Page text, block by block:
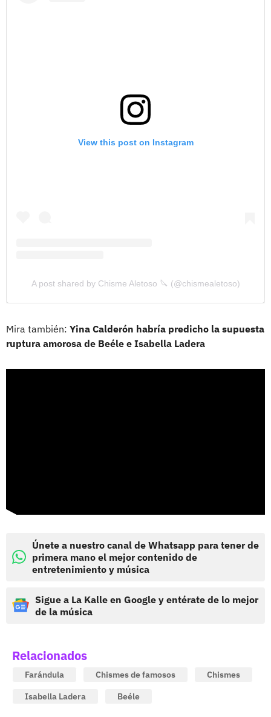
View this post on Instagram
A post shared by Chisme Aletoso 🔪 (@chismealetoso)
Mira también: Yina Calderón habría predicho la supuesta
ruptura amorosa de Beéle e Isabella Ladera
Únete a nuestro canal de Whatsapp para tener de
primera mano el mejor contenido de
entretenimiento y música
Sigue a La Kalle en Google y entérate de lo mejor
de la música
Relacionados
Farándula Chismes de famosos
Chismes
Isabella Ladera
Beéle